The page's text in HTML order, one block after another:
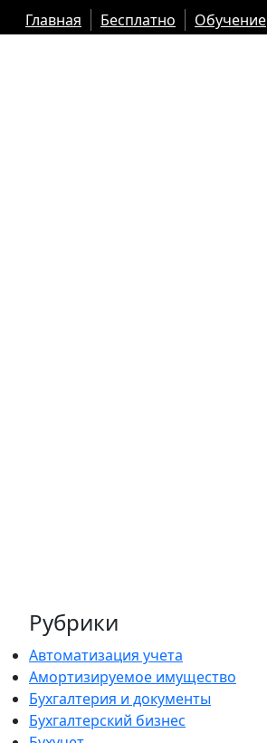
Главная Бесплатно Обучение
Рубрики
Автоматизация учета
Амортизируемое имущество
Бухгалтерия и документы
Бухгалтерский бизнес